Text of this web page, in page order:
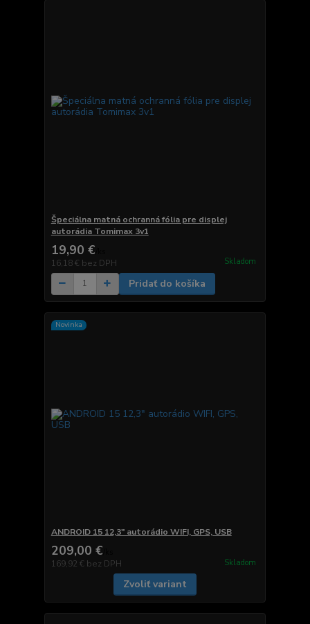
Špeciálna matná ochranná fólia pre displej
autorádia Tomimax 3v1
19,90 €
16,18 € bez DPH Skladom
Pridať do košíka
Novinka
ANDROID 15 12,3" autorádio WIFI, GPS, USB
209,00 €
169,92 € bez DPH Skladom
Zvoliť variant